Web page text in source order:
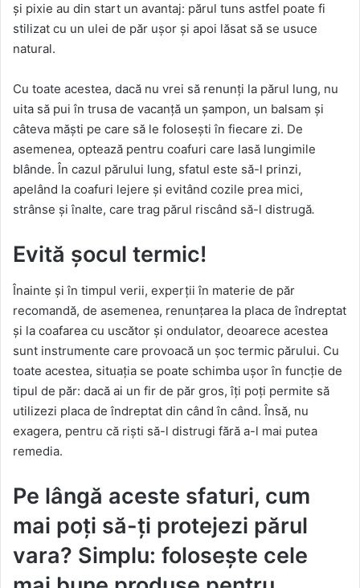
și pixie au din start un avantaj: părul tuns astfel poate fi
stilizat cu un ulei de păr ușor și apoi lăsat să se usuce
natural.
Cu toate acestea, dacă nu vrei să renunți la părul lung, nu
uita să pui în trusa de vacanță un șampon, un balsam și
câteva măști pe care să le folosești în fiecare zi. De
asemenea, optează pentru coafuri care lasă lungimile
blânde. În cazul părului lung, sfatul este să-l prinzi,
apelând la coafuri lejere și evitând cozile prea mici,
strânse și înalte, care trag părul riscând să-l distrugă.
Evită șocul termic!
Înainte și în timpul verii, experții în materie de păr
recomandă, de asemenea, renunțarea la placa de îndreptat
și la coafarea cu uscător și ondulator, deoarece acestea
sunt instrumente care provoacă un șoc termic părului. Cu
toate acestea, situația se poate schimba ușor în funcție de
tipul de păr: dacă ai un fir de păr gros, îți poți permite să
utilizezi placa de îndreptat din când în când. Însă, nu
exagera, pentru că riști să-l distrugi fără a-l mai putea
remedia.
Pe lângă aceste sfaturi, cum
mai poți să-ți protejezi părul
vara? Simplu: folosește cele